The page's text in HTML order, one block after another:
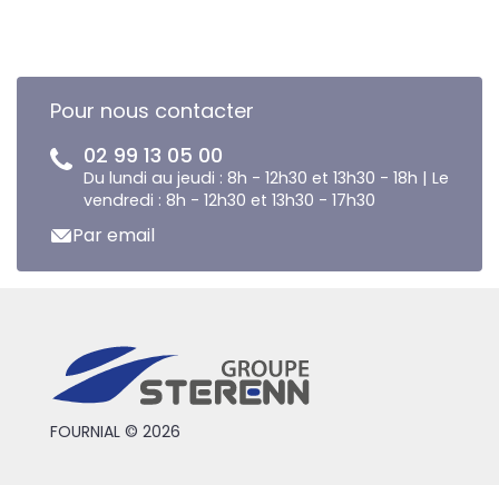
Pour nous contacter
02 99 13 05 00
Du lundi au jeudi : 8h - 12h30 et 13h30 - 18h | Le
vendredi : 8h - 12h30 et 13h30 - 17h30
Par email
FOURNIAL © 2026